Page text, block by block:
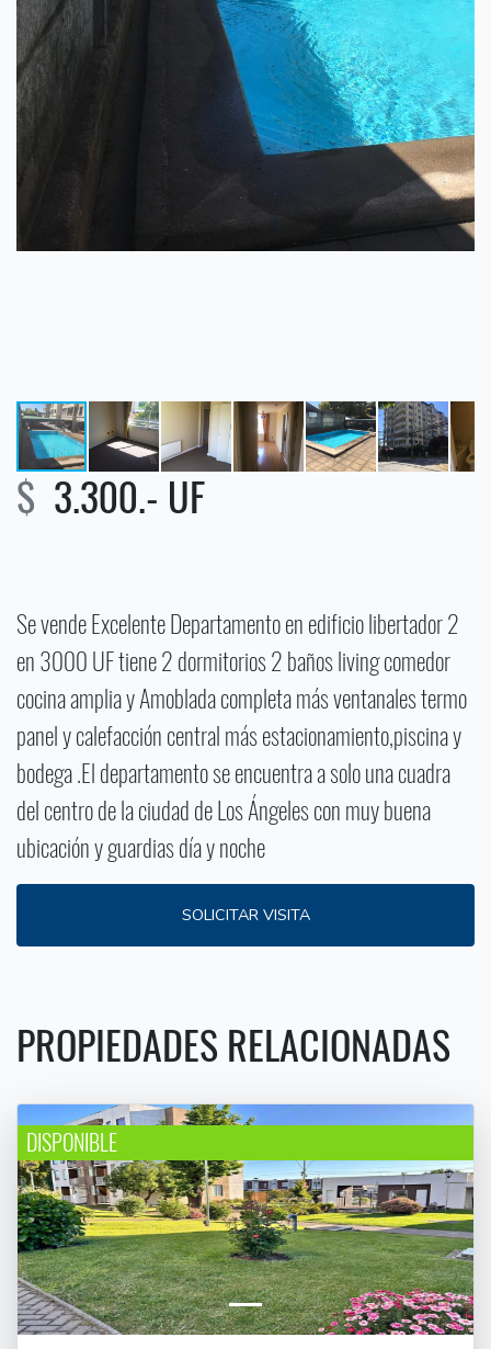
$ 3.300.- UF
Se vende Excelente Departamento en edificio libertador 2
en 3000 UF tiene 2 dormitorios 2 baños living comedor
cocina amplia y Amoblada completa más ventanales termo
panel y calefacción central más estacionamiento,piscina y
bodega .El departamento se encuentra a solo una cuadra
del centro de la ciudad de Los Ángeles con muy buena
ubicación y guardias día y noche
SOLICITAR VISITA
PROPIEDADES RELACIONADAS
DISPONIBLE